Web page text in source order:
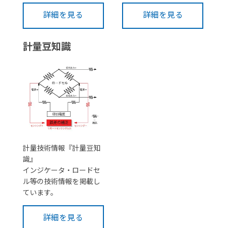
詳細を見る 詳細を見る
計量豆知識
計量技術情報『計量豆知
識』
インジケータ・ロードセ
ル等の技術情報を掲載し
ています。
詳細を見る